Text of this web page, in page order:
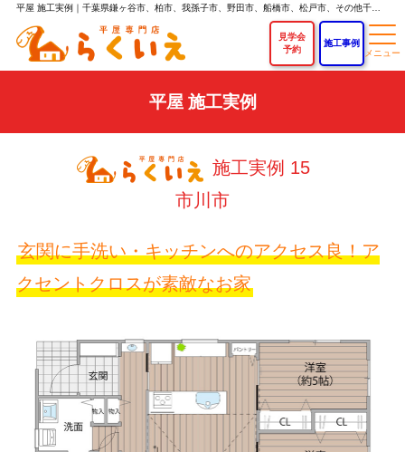
平屋 施工実例｜千葉県鎌ヶ谷市、柏市、我孫子市、野田市、船橋市、松戸市、その他千葉県内で平屋を建てるなら「らくいえ」｜平屋専門店なら新築平屋住宅が750万円～！
見学会
予約
施工事例
平屋 施工実例
施工実例 15
市川市
玄関に手洗い・キッチンへのアクセス良！ア
クセントクロスが素敵なお家